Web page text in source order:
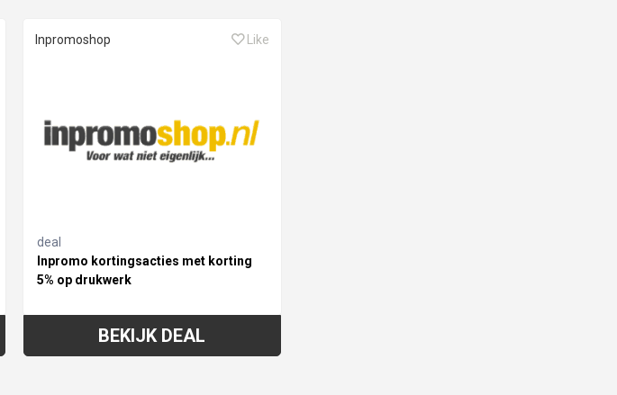
Inpromoshop Like
deal
Inpromo kortingsacties met korting
5% op drukwerk
BEKIJK DEAL